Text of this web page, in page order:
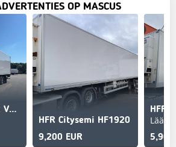
OP MASCUS
HFR 2CT CARRIER VECTOR 1850Mt
HFR Citysemi HF1920
9,200 EUR
5,900